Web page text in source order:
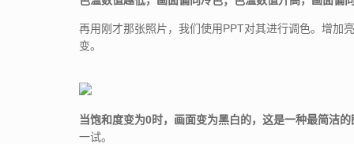
再用刚才那张照片，我们使用PPT对其进行调色。增加
变。
当饱和度变为0时，画面变为黑白的，这是一种最简洁
一试。